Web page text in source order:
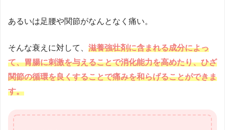
あるいは足腰や関節がなんとなく痛い。
そんな衰えに対して、 滋養強壮剤に含まれる成分によっ
て、胃腸に刺激を与えることで消化能力を高めたり、ひざ
関節の循環を良くすることで痛みを和らげることができま
す。